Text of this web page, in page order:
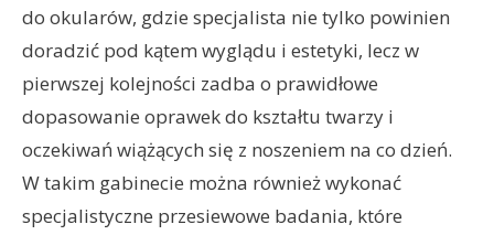
do okularów, gdzie specjalista nie tylko powinien
doradzić pod kątem wyglądu i estetyki, lecz w
pierwszej kolejności zadba o prawidłowe
dopasowanie oprawek do kształtu twarzy i
oczekiwań wiążących się z noszeniem na co dzień.
W takim gabinecie można również wykonać
specjalistyczne przesiewowe badania, które